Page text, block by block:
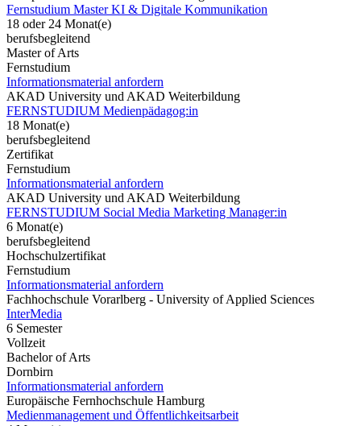
Fernstudium Master KI & Digitale Kommunikation
18 oder 24 Monat(e)
berufsbegleitend
Master of Arts
Fernstudium
Informationsmaterial anfordern
AKAD University und AKAD Weiterbildung
FERNSTUDIUM Medienpädagog:in
18 Monat(e)
berufsbegleitend
Zertifikat
Fernstudium
Informationsmaterial anfordern
AKAD University und AKAD Weiterbildung
FERNSTUDIUM Social Media Marketing Manager:in
6 Monat(e)
berufsbegleitend
Hochschulzertifikat
Fernstudium
Informationsmaterial anfordern
Fachhochschule Vorarlberg - University of Applied Sciences
InterMedia
6 Semester
Vollzeit
Bachelor of Arts
Dornbirn
Informationsmaterial anfordern
Europäische Fernhochschule Hamburg
Medienmanagement und Öffentlichkeitsarbeit